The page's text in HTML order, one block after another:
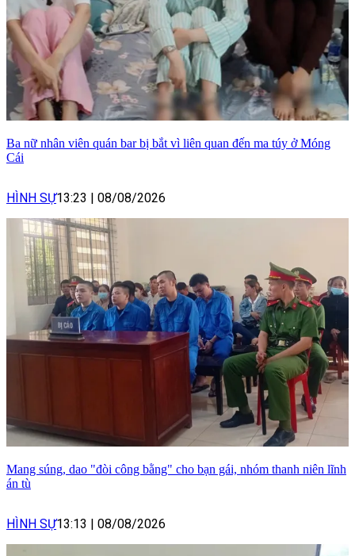
Ba nữ nhân viên quán bar bị bắt vì liên quan đến ma túy ở Móng
Cái
HÌNH SỰ13:23 08/08/2026
Mang súng, dao "đòi công bằng" cho bạn gái, nhóm thanh niên lĩnh
án tù
HÌNH SỰ13:13 08/08/2026